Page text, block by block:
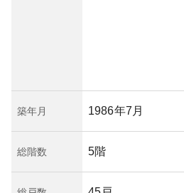
築年月 1986年7月
総階数 5階